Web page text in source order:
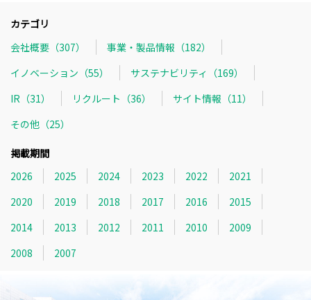
カテゴリ
会社概要（307）
事業・製品情報（182）
イノベーション（55）
サステナビリティ（169）
IR（31）
リクルート（36）
サイト情報（11）
その他（25）
掲載期間
2026
2025 2024 2023 2022
2021
2020
2019 2018 2017 2016
2015
2014
2013 2012 2011 2010
2009
2008
2007